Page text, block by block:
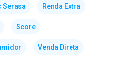
Serasa Renda Extra
Score
Venda Direta